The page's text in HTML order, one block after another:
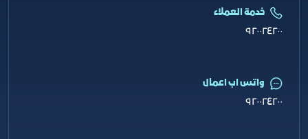
خدمة العملاء
٩٢٠٠٢٤٢٠٠
واتس اب اعمال
٩٢٠٠٢٤٢٠٠